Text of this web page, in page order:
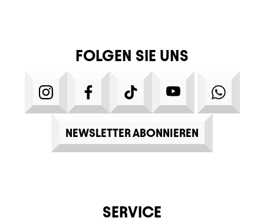
FOLGEN SIE UNS
INSTAGRAMFACEBOOKTIKTOK YOUTUBE
NEWSLETTER ABONNIEREN
SERVICE